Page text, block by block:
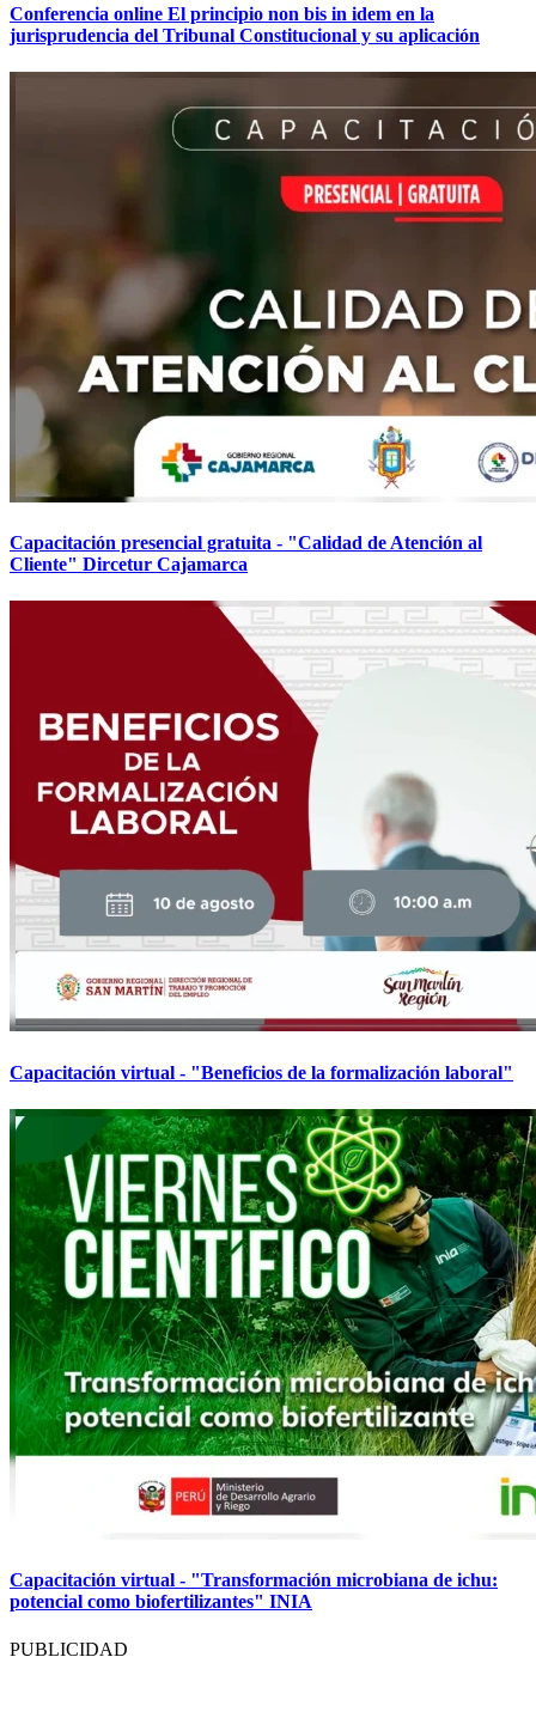
Conferencia online El principio non bis in idem en la
jurisprudencia del Tribunal Constitucional y su aplicación
Capacitación presencial gratuita - "Calidad de Atención al
Cliente" Dircetur Cajamarca
Capacitación virtual - "Beneficios de la formalización laboral"
Capacitación virtual - "Transformación microbiana de ichu:
potencial como biofertilizantes" INIA
PUBLICIDAD